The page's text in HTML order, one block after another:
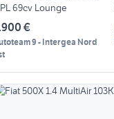
69cv Lounge
€
9 - Intergea Nord